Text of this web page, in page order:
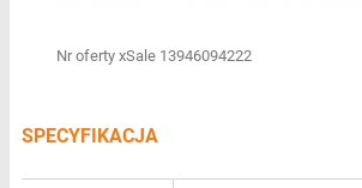
Nr oferty xSale 13946094222
SPECYFIKACJA